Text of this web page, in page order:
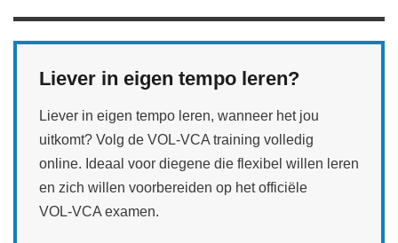
Liever in eigen tempo leren?
Liever in eigen tempo leren, wanneer het jou
uitkomt? Volg de VOL‑VCA training volledig
online. Ideaal voor diegene die flexibel willen leren
en zich willen voorbereiden op het officiële
VOL‑VCA examen.